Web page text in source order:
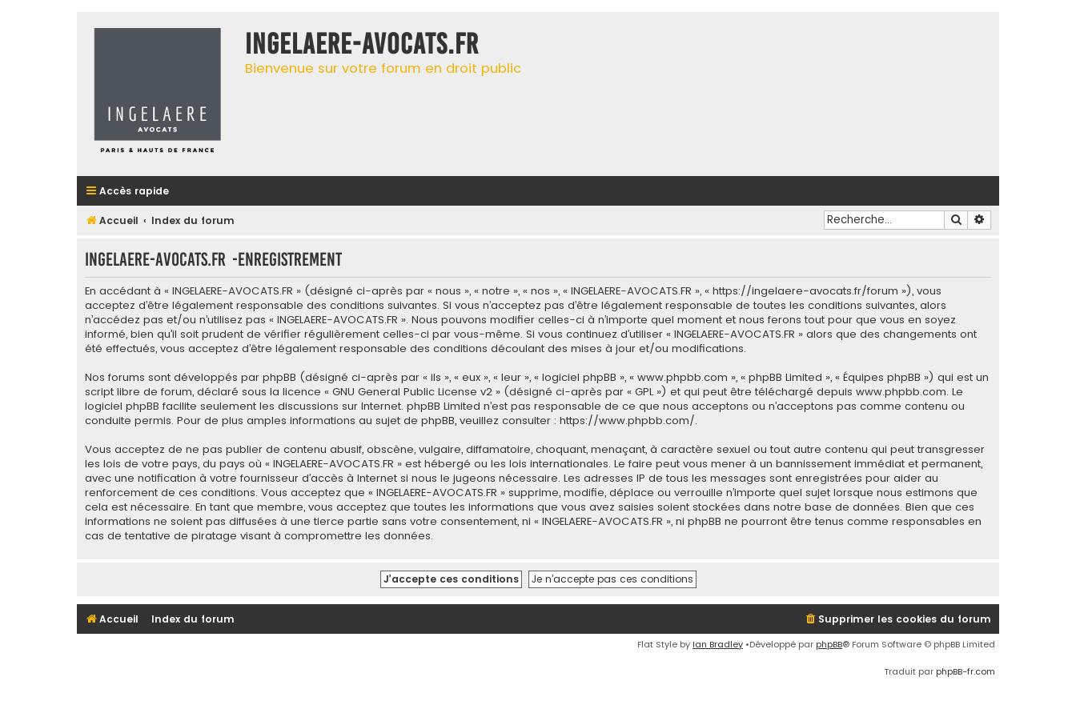
INGELAERE-AVOCATS.FR
Bienvenue sur votre forum en droit public
Accès rapide
Accueil Index du forum Rechercher
INGELAERE-AVOCATS.FR -Enregistrement
En accédant à « INGELAERE-AVOCATS.FR » (désigné ci-après par « nous », « notre », « nos », « INGELAERE-AVOCATS.FR », « https://ingelaere-avocats.fr/forum »), vous
acceptez d’être légalement responsable des conditions suivantes. Si vous n’acceptez pas d’être légalement responsable de toutes les conditions suivantes, alors
n’accédez pas et/ou n’utilisez pas « INGELAERE-AVOCATS.FR ». Nous pouvons modifier celles-ci à n’importe quel moment et nous ferons tout pour que vous en soyez
informé, bien qu’il soit prudent de vérifier régulièrement celles-ci par vous-même. Si vous continuez d’utiliser « INGELAERE-AVOCATS.FR » alors que des changements ont
été effectués, vous acceptez d’être légalement responsable des conditions découlant des mises à jour et/ou modifications.
Nos forums sont développés par phpBB (désigné ci-après par « ils », « eux », « leur », « logiciel phpBB », « www.phpbb.com », « phpBB Limited », « Équipes phpBB ») qui est un
script libre de forum, déclaré sous la licence « GNU General Public License v2 » (désigné ci-après par « GPL ») et qui peut être téléchargé depuis www.phpbb.com. Le
logiciel phpBB facilite seulement les discussions sur Internet. phpBB Limited n’est pas responsable de ce que nous acceptons ou n’acceptons pas comme contenu ou
conduite permis. Pour de plus amples informations au sujet de phpBB, veuillez consulter : https://www.phpbb.com/.
Vous acceptez de ne pas publier de contenu abusif, obscène, vulgaire, diffamatoire, choquant, menaçant, à caractère sexuel ou tout autre contenu qui peut transgresser
les lois de votre pays, du pays où « INGELAERE-AVOCATS.FR » est hébergé ou les lois internationales. Le faire peut vous mener à un bannissement immédiat et permanent,
avec une notification à votre fournisseur d’accès à Internet si nous le jugeons nécessaire. Les adresses IP de tous les messages sont enregistrées pour aider au
renforcement de ces conditions. Vous acceptez que « INGELAERE-AVOCATS.FR » supprime, modifie, déplace ou verrouille n’importe quel sujet lorsque nous estimons que
cela est nécessaire. En tant que membre, vous acceptez que toutes les informations que vous avez saisies soient stockées dans notre base de données. Bien que ces
informations ne soient pas diffusées à une tierce partie sans votre consentement, ni « INGELAERE-AVOCATS.FR », ni phpBB ne pourront être tenus comme responsables en
cas de tentative de piratage visant à compromettre les données.
Accueil Index du forum Supprimer les cookies du forum
Flat Style by Ian Bradley •Développé par phpBB® Forum Software © phpBB Limited
Traduit par phpBB-fr.com